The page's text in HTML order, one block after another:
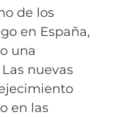
de los
en España,
una
nuevas
en las